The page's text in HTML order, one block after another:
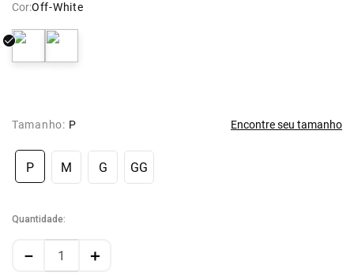
Cor:Off-White
Tamanho: P Encontre seu tamanho
P M G GG
Quantidade
＋
－